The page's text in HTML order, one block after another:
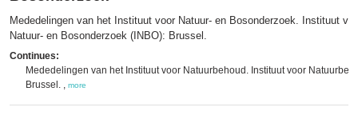
Mededelingen van het Instituut voor Natuur- en Bosonderzoek. Instituut
Natuur- en Bosonderzoek (INBO): Brussel.
Continues:
Mededelingen van het Instituut voor Natuurbehoud. Instituut voor
Brussel. , more